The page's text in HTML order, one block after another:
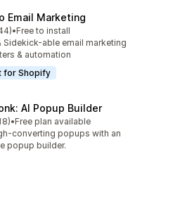
Email Marketing
中
ー数：644件
•Free to install
Sidekick-able email marketing
& automation
for Shopify
AI Popup Builder
中
ー数：418件
•Free plan available
converting popups with an
popup builder.